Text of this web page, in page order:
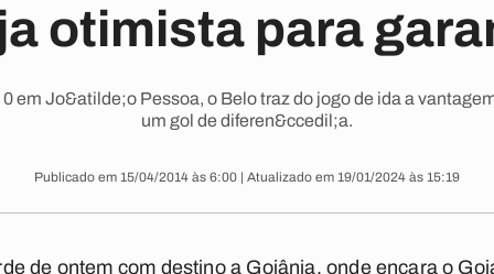
otimista para
em Jo&atilde;o Pessoa, o Belo traz do jogo de ida a
um gol de diferen&ccedil;a.
Publicado em 15/04/2014 às 6:00 | Atualizado em 19/01/2024 às 15:19
de ontem com destino a Goiânia, onde encara o